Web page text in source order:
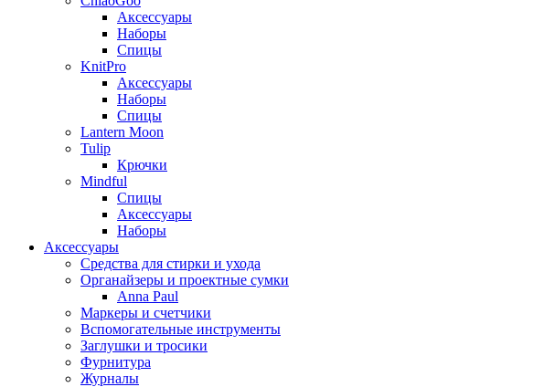
Аксессуары
Наборы
Спицы
KnitPro
Аксессуары
Наборы
Спицы
Lantern Moon
Tulip
Крючки
Mindful
Спицы
Аксессуары
Наборы
Аксессуары
Средства для стирки и ухода
Органайзеры и проектные сумки
Anna Paul
Маркеры и счетчики
Вспомогательные инструменты
Заглушки и тросики
Фурнитура
Журналы